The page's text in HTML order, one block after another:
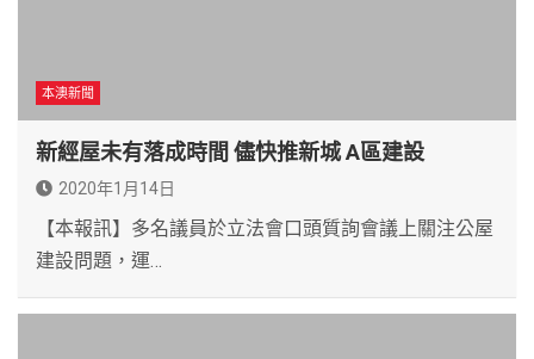
本澳新聞
新經屋未有落成時間 儘快推新城 A區建設
2020年1月14日
【本報訊】多名議員於立法會口頭質詢會議上關注公屋
建設問題，運…